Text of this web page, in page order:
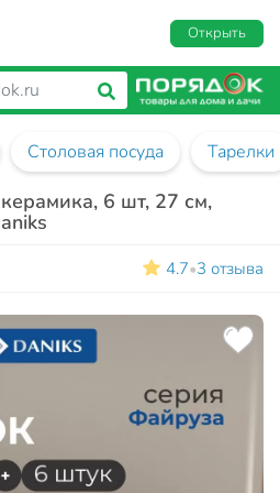
Открыть
Столовая посуда Тарелки
6 шт, 27 см,
4.7•3 отзыва